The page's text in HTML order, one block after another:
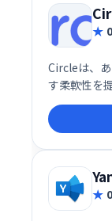
Circleは、
す柔軟性を